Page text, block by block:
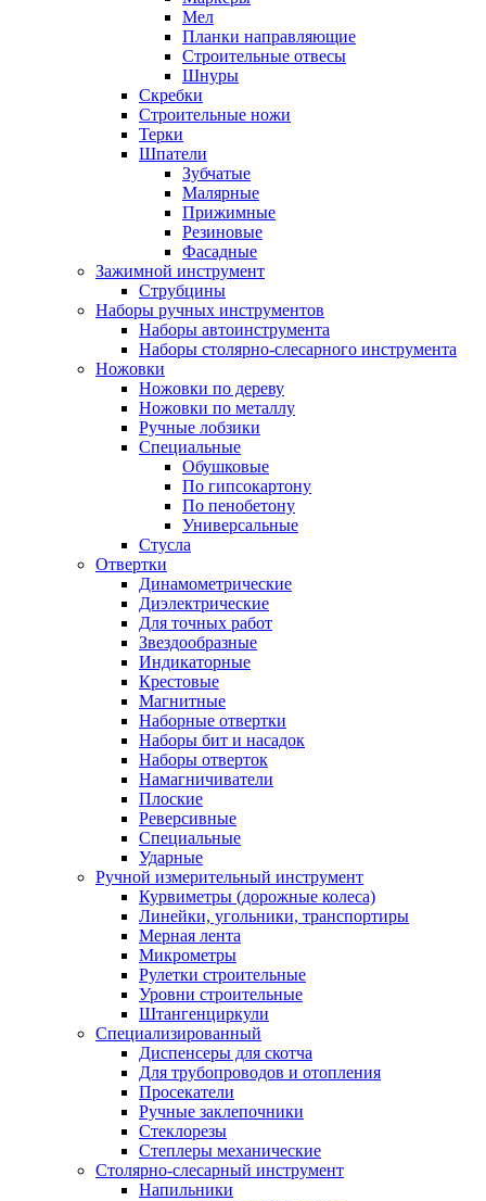
Мел
Планки направляющие
Строительные отвесы
Шнуры
Скребки
Строительные ножи
Терки
Шпатели
Зубчатые
Малярные
Прижимные
Резиновые
Фасадные
Зажимной инструмент
Струбцины
Наборы ручных инструментов
Наборы автоинструмента
Наборы столярно-слесарного инструмента
Ножовки
Ножовки по дереву
Ножовки по металлу
Ручные лобзики
Специальные
Обушковые
По гипсокартону
По пенобетону
Универсальные
Стусла
Отвертки
Динамометрические
Диэлектрические
Для точных работ
Звездообразные
Индикаторные
Крестовые
Магнитные
Наборные отвертки
Наборы бит и насадок
Наборы отверток
Намагничиватели
Плоские
Реверсивные
Специальные
Ударные
Ручной измерительный инструмент
Курвиметры (дорожные колеса)
Линейки, угольники, транспортиры
Мерная лента
Микрометры
Рулетки строительные
Уровни строительные
Штангенциркули
Специализированный
Диспенсеры для скотча
Для трубопроводов и отопления
Просекатели
Ручные заклепочники
Стеклорезы
Степлеры механические
Столярно-слесарный инструмент
Напильники